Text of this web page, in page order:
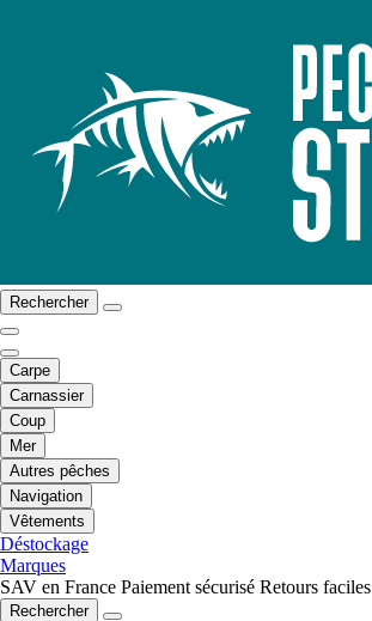
Rechercher
Carpe
Carnassier
Coup
Mer
Autres pêches
Navigation
Vêtements
Déstockage
Marques
SAV en France Paiement sécurisé Retours faciles
Rechercher